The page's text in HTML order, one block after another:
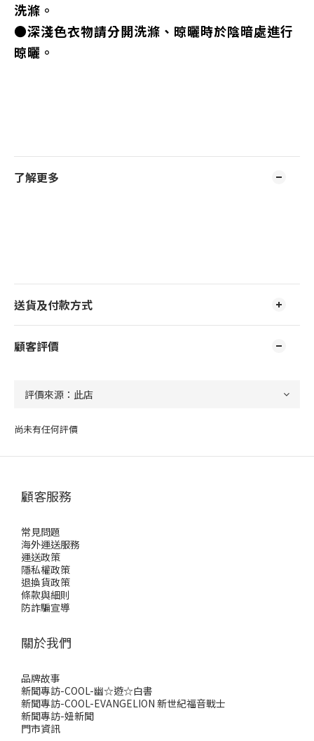
洗滌。
●深淺色衣物請分開洗滌、晾曬時於陰暗處進行
晾曬。
了解更多
送貨及付款方式
顧客評價
尚未有任何評價
顧客服務
常見問題
海外運送服務
運送政策
隱私權政策
退換貨政策
條款與細則
防詐騙宣導
關於我們
品牌故事
新聞專訪-COOL-幽☆遊☆白書
新聞專訪-COOL-EVANGELION 新世紀福音戰士
新聞專訪-妞新聞
門市資訊